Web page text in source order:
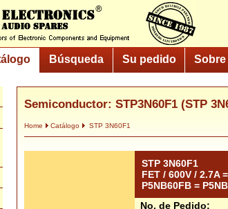
Búsqueda Su pedido
Semiconductor: STP3N60F1 (STP
Home Catálogo STP 3N60F1
STP 3N60F1
FET / 600V / 2.7A
P5NB60FB =
No. de Pedido: